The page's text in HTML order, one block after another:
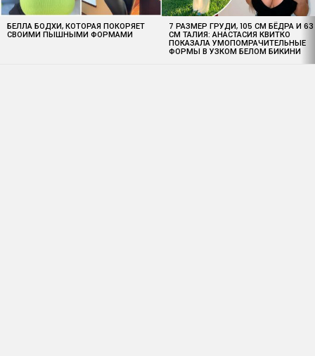
БЕЛЛА БОДХИ, КОТОРАЯ ПОКОРЯЕТ
СВОИМИ ПЫШНЫМИ ФОРМАМИ
7 РАЗМЕР ГРУДИ, 105 СМ БЁДРА И 63
СМ ТАЛИЯ: АНАСТАСИЯ КВИТКО
ПОКАЗАЛА УМОПОМРАЧИТЕЛЬНЫЕ
ФОРМЫ В УЗКОМ БЕЛОМ БИКИНИ